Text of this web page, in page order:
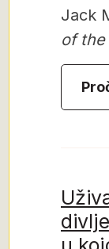
Jack
of the